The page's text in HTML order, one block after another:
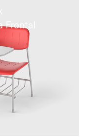
Frontal